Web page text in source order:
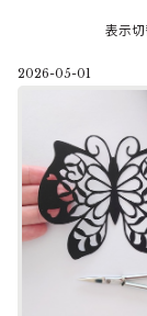
表示切
2026-05-01